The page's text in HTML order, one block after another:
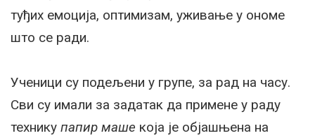
туђих емоција, оптимизам, уживање у ономе
што се ради.
Ученици су подељени у групе, за рад на часу.
Сви су имали за задатак да примене у раду
технику папир маше која је објашњена на